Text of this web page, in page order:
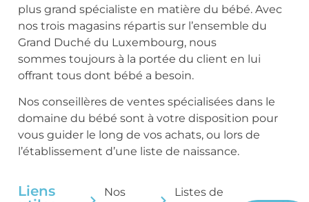
plus grand spécialiste en matière du bébé. Avec
nos trois magasins répartis sur l’ensemble du
Grand Duché du Luxembourg, nous
sommes toujours à la portée du client en lui
offrant tous dont bébé a besoin.
Nos conseillères de ventes spécialisées dans le
domaine du bébé sont à votre disposition pour
vous guider le long de vos achats, ou lors de
l’établissement d’une liste de naissance.
Liens
Nos
Listes de